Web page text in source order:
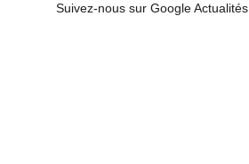
Suivez-nous sur Google Actualités